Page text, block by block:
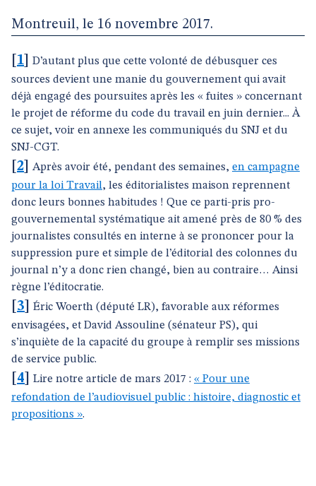
Montreuil, le 16 novembre 2017.
1
D’autant plus que cette volonté de débusquer ces
sources devient une manie du gouvernement qui avait
déjà engagé des poursuites après les « fuites » concernant
le projet de réforme du code du travail en juin dernier... À
ce sujet, voir en annexe les communiqués du SNJ et du
SNJ-CGT.
2 Après avoir été, pendant des semaines, en campagne
pour la loi Travail, les éditorialistes maison reprennent
donc leurs bonnes habitudes ! Que ce parti-pris pro-
gouvernemental systématique ait amené près de 80 % des
journalistes consultés en interne à se prononcer pour la
suppression pure et simple de l’éditorial des colonnes du
journal n’y a donc rien changé, bien au contraire… Ainsi
règne l’éditocratie.
3
Éric Woerth (député LR), favorable aux réformes
envisagées, et David Assouline (sénateur PS), qui
s’inquiète de la capacité du groupe à remplir ses missions
de service public.
4 Lire notre article de mars 2017 : « Pour une
refondation de l’audiovisuel public : histoire, diagnostic et
propositions ».